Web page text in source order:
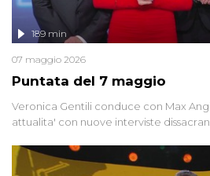
Puntata del 7 maggio
189 min
07 maggio 2026
Veronica Gentili conduce con Max
attualita' con nuove interviste